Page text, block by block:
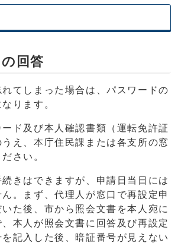
回答
てしまった場合は、パスワードの
ります。
ド及び本人確認書類（運転免許証
え、本庁住民課または各支所の窓
さい。
きはできますが、申請日当日には
。まず、代理人が窓口で再設定申
た後、市から照会文書を本人宛に
本人が照会文書に回答及び再設定
記入した後、暗証番号が見えない